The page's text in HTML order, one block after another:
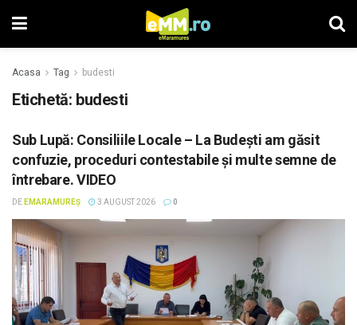
Acasa Tag budesti
Etichetă: budesti
Sub Lupă: Consiliile Locale – La Budești am găsit
confuzie, proceduri contestabile și multe semne de
întrebare. VIDEO
DE EMARAMUREȘ 3 AUGUST 2026 0